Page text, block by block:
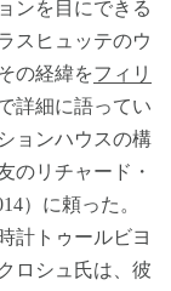
ンを目にできる
スヒュッテのウ
の経緯をフィリ
詳細に語ってい
ョンハウスの構
のリチャード・
）に頼った。
計トゥールビヨ
ロシュ氏は、彼